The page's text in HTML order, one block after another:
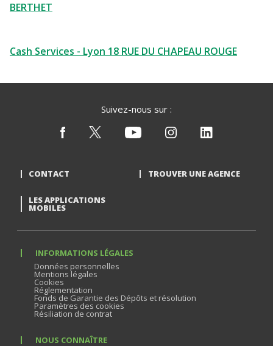
BERTHET
Cash Services - Lyon 18 RUE DU CHAPEAU ROUGE
Suivez-nous sur :
CONTACT TROUVER UNE AGENCE
LES APPLICATIONS
MOBILES
INFORMATIONS LÉGALES
Données personnelles
Mentions légales
Cookies
Réglementation
Fonds de Garantie des Dépôts et résolution
Paramètres des cookies
Résiliation de contrat
NOUS CONNAÎTRE